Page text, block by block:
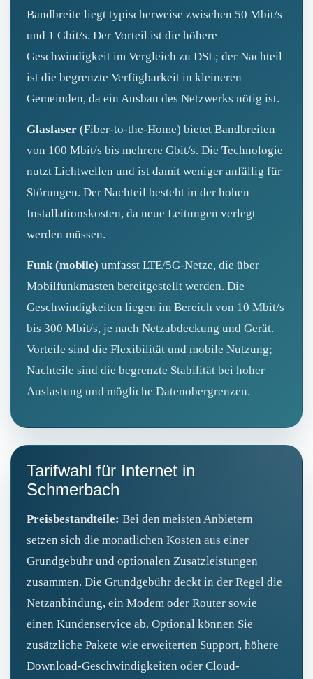
Bandbreite liegt typischerweise zwischen 50 Mbit/s
und 1 Gbit/s. Der Vorteil ist die höhere
Geschwindigkeit im Vergleich zu DSL; der Nachteil
ist die begrenzte Verfügbarkeit in kleineren
Gemeinden, da ein Ausbau des Netzwerks nötig ist.
Glasfaser (Fiber‑to‑the‑Home) bietet Bandbreiten
von 100 Mbit/s bis mehrere Gbit/s. Die Technologie
nutzt Lichtwellen und ist damit weniger anfällig für
Störungen. Der Nachteil besteht in der hohen
Installationskosten, da neue Leitungen verlegt
werden müssen.
Funk (mobile) umfasst LTE/5G-Netze, die über
Mobilfunkmasten bereitgestellt werden. Die
Geschwindigkeiten liegen im Bereich von 10 Mbit/s
bis 300 Mbit/s, je nach Netzabdeckung und Gerät.
Vorteile sind die Flexibilität und mobile Nutzung;
Nachteile sind die begrenzte Stabilität bei hoher
Auslastung und mögliche Datenobergrenzen.
Tarifwahl für Internet in
Schmerbach
Preisbestandteile: Bei den meisten Anbietern
setzen sich die monatlichen Kosten aus einer
Grundgebühr und optionalen Zusatzleistungen
zusammen. Die Grundgebühr deckt in der Regel die
Netzanbindung, ein Modem oder Router sowie
einen Kundenservice ab. Optional können Sie
zusätzliche Pakete wie erweiterten Support, höhere
Download-Geschwindigkeiten oder Cloud-